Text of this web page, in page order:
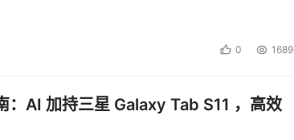
0 1689
：AI 加持三星 Galaxy Tab S11 ，高效